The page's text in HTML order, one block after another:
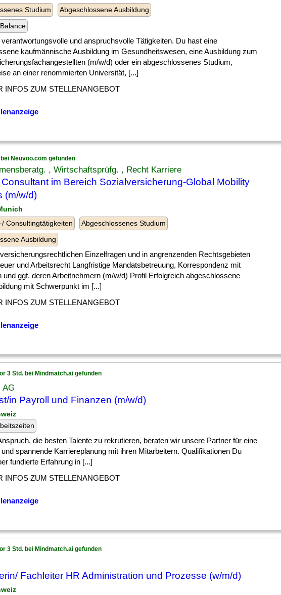
Studium
Abgeschlossene Ausbildung
und anspruchsvolle Tätigkeiten. Du hast eine
kaufmännische Ausbildung im Gesundheitswesen, eine Ausbildung zum
(m/w/d) oder ein abgeschlossenes Studium,
an einer renommierten Universität, [...]
INFOS ZUM STELLENANGEBOT
Neuvoo.com gefunden
, Wirtschaftsprüfg. , Recht Karriere
im Bereich Sozialversicherung-Global Mobility
(m/w/d)
Consultingtätigkeiten
Abgeschlossenes Studium
Ausbildung
Einzelfragen und in angrenzenden Rechtsgebieten
und Arbeitsrecht Langfristige Mandatsbetreuung, Korrespondenz mit
und ggf. deren Arbeitnehmern (m/w/d) Profil Erfolgreich abgeschlossene
mit Schwerpunkt im [...]
INFOS ZUM STELLENANGEBOT
3 Std. bei Mindmatch.ai gefunden
AG
in Payroll und Finanzen (m/w/d)
die besten Talente zu rekrutieren, beraten wir unsere Partner für eine
und spannende Karriereplanung mit ihren Mitarbeitern. Qualifikationen Du
fundierte Erfahrung in [...]
INFOS ZUM STELLENANGEBOT
3 Std. bei Mindmatch.ai gefunden
Fachleiter HR Administration und Prozesse (w/m/d)